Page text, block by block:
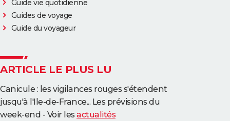
Guide vie quotidienne
Guides de voyage
Guide du voyageur
ARTICLE LE PLUS LU
Canicule : les vigilances rouges s'étendent
jusqu'à l'Ile-de-France... Les prévisions du
week-end - Voir les actualités